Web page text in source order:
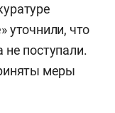
уточнили, что
поступали.
меры